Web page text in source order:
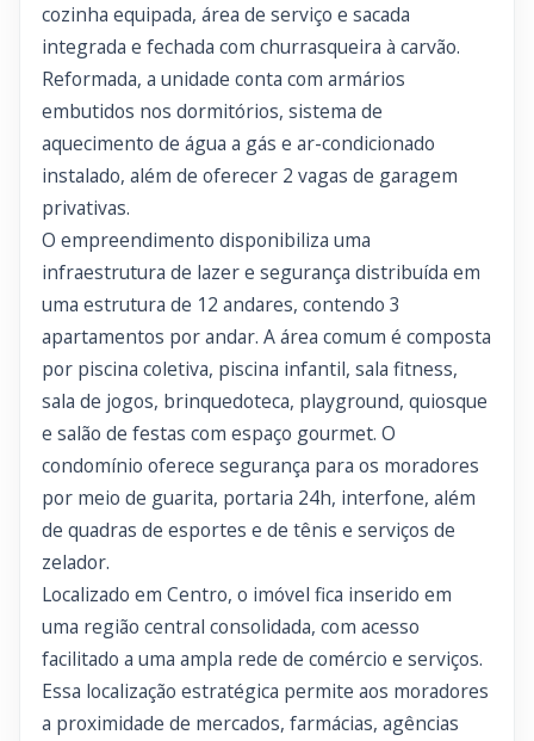
cozinha equipada, área de serviço e sacada
integrada e fechada com churrasqueira à carvão.
Reformada, a unidade conta com armários
embutidos nos dormitórios, sistema de
aquecimento de água a gás e ar-condicionado
instalado, além de oferecer 2 vagas de garagem
privativas.
O empreendimento disponibiliza uma
infraestrutura de lazer e segurança distribuída em
uma estrutura de 12 andares, contendo 3
apartamentos por andar. A área comum é composta
por piscina coletiva, piscina infantil, sala fitness,
sala de jogos, brinquedoteca, playground, quiosque
e salão de festas com espaço gourmet. O
condomínio oferece segurança para os moradores
por meio de guarita, portaria 24h, interfone, além
de quadras de esportes e de tênis e serviços de
zelador.
Localizado em Centro, o imóvel fica inserido em
uma região central consolidada, com acesso
facilitado a uma ampla rede de comércio e serviços.
Essa localização estratégica permite aos moradores
a proximidade de mercados, farmácias, agências